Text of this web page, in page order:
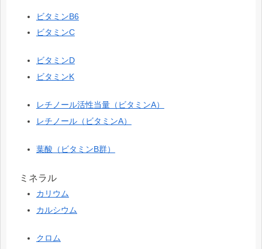
ビタミンB6
ビタミンC
ビタミンD
ビタミンK
レチノール活性当量（ビタミンA）
レチノール（ビタミンA）
葉酸（ビタミンB群）
ミネラル
カリウム
カルシウム
クロム